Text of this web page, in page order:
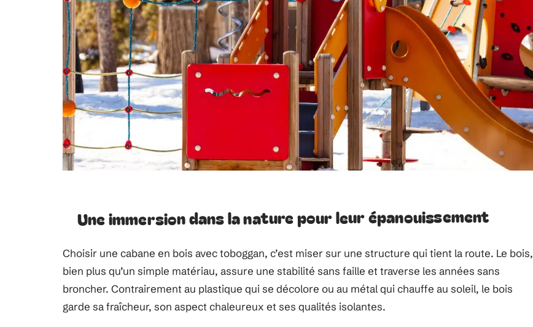
Une immersion dans la nature pour leur épanouissement
Choisir une cabane en bois avec toboggan, c’est miser sur une structure qui tient la route. Le bois,
bien plus qu’un simple matériau, assure une stabilité sans faille et traverse les années sans
broncher. Contrairement au plastique qui se décolore ou au métal qui chauffe au soleil, le bois
garde sa fraîcheur, son aspect chaleureux et ses qualités isolantes.